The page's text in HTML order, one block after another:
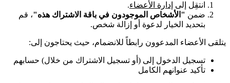
انتقِل إلى إدارة الأعضاء.
ضمن "الأشخاص الموجودون في باقة الاشتراك هذه"، قم
بتحديد الخيار لدعوة أو إزالة شخص.
يتلقى الأعضاء المدعوون رابطاً للانضمام، حيث يحتاجون إلى:
تسجيل الدخول إلى (أو تسجيل الاشتراك من خلال) حسابهم
تأكيد عنوانهم الكامل